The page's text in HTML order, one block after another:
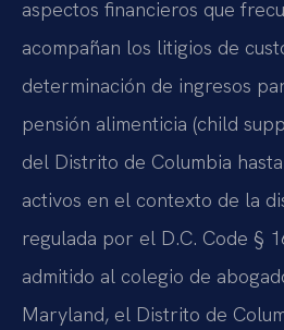
aspectos financieros que
acompañan los litigios de
determinación de ingresos
pensión alimenticia (child
del Distrito de Columbia
activos en el contexto de la
regulada por el D.C. Code §
admitido al colegio de
Maryland, el Distrito de